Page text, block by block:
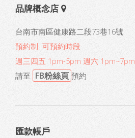
品牌概念店
台南市南區健康路二段73巷16號
預約制|可預約時段
週三四五 1pm-5pm 週六 1pm~7pm
請至 FB粉絲頁 預約
匯款帳戶